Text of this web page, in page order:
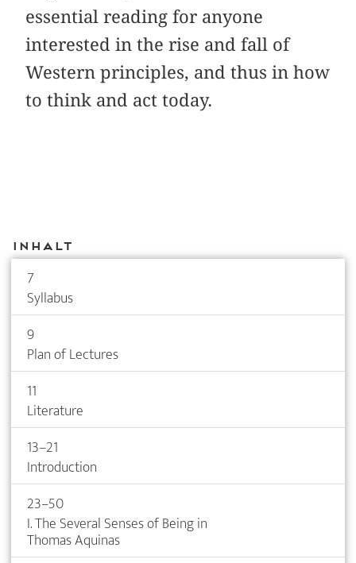
essential reading for anyone
interested in the rise and fall of
Western principles, and thus in how
to think and act today.
Inhalt
7
Syllabus
9
Plan of Lectures
11
Literature
13–21
Introduction
23–50
I. The Several Senses of Being in
Thomas Aquinas